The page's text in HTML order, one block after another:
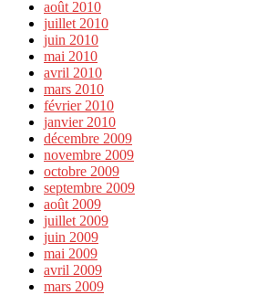
août 2010
juillet 2010
juin 2010
mai 2010
avril 2010
mars 2010
février 2010
janvier 2010
décembre 2009
novembre 2009
octobre 2009
septembre 2009
août 2009
juillet 2009
juin 2009
mai 2009
avril 2009
mars 2009